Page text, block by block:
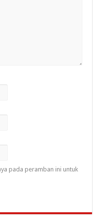
pada peramban ini untuk